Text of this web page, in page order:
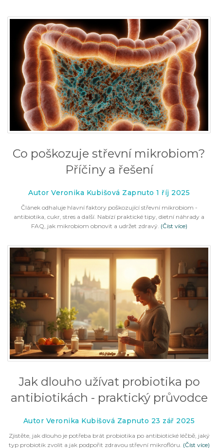
Co poškozuje střevní mikrobiom?
Příčiny a řešení
Autor Veronika Kubišová Zapnuto 1 říj 2025
Článek odhaluje hlavní faktory poškozující střevní mikrobiom -
antibiotika, cukr, stres a další. Nabízí praktické tipy, dietní náhrady a
FAQ, jak mikrobiom obnovit a udržet zdravý. (Číst více)
Jak dlouho užívat probiotika po
antibiotikách - praktický průvodce
Autor Veronika Kubišová Zapnuto 23 zář 2025
Zjistěte, jak dlouho je potřeba brát probiotika po antibiotické léčbě, jaký
typ probiotik zvolit a jak podpořit zdravou střevní mikroflóru. (Číst více)